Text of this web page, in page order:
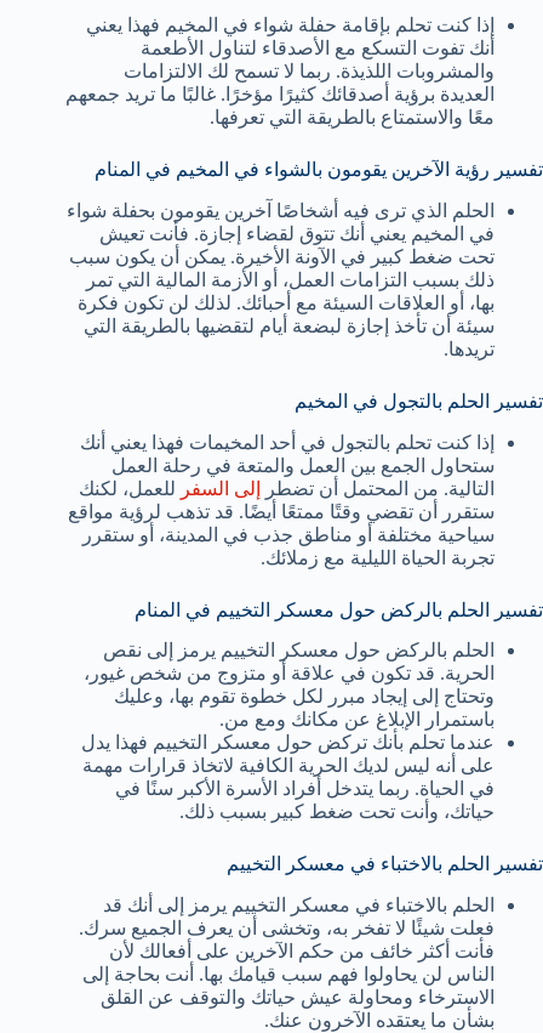
إذا كنت تحلم بإقامة حفلة شواء في المخيم فهذا يعني
أنك تفوت التسكع مع الأصدقاء لتناول الأطعمة
والمشروبات اللذيذة. ربما لا تسمح لك الالتزامات
العديدة برؤية أصدقائك كثيرًا مؤخرًا. غالبًا ما تريد جمعهم
معًا والاستمتاع بالطريقة التي تعرفها.
تفسير رؤية الآخرين يقومون بالشواء في المخيم في المنام
الحلم الذي ترى فيه أشخاصًا آخرين يقومون بحفلة شواء
في المخيم يعني أنك تتوق لقضاء إجازة. فأنت تعيش
تحت ضغط كبير في الآونة الأخيرة. يمكن أن يكون سبب
ذلك بسبب التزامات العمل، أو الأزمة المالية التي تمر
بها، أو العلاقات السيئة مع أحبائك. لذلك لن تكون فكرة
سيئة أن تأخذ إجازة لبضعة أيام لتقضيها بالطريقة التي
تريدها.
تفسير الحلم بالتجول في المخيم
إذا كنت تحلم بالتجول في أحد المخيمات فهذا يعني أنك
ستحاول الجمع بين العمل والمتعة في رحلة العمل
التالية. من المحتمل أن تضطر
إلى السفر للعمل، لكنك
ستقرر أن تقضي وقتًا ممتعًا أيضًا. قد تذهب لرؤية مواقع
سياحية مختلفة أو مناطق جذب في المدينة، أو ستقرر
تجربة الحياة الليلية مع زملائك.
تفسير الحلم بالركض حول معسكر التخييم في المنام
الحلم بالركض حول معسكر التخييم يرمز إلى نقص
الحرية. قد تكون في علاقة أو متزوج من شخص غيور،
وتحتاج إلى إيجاد مبرر لكل خطوة تقوم بها، وعليك
باستمرار الإبلاغ عن مكانك ومع من.
عندما تحلم بأنك تركض حول معسكر التخييم فهذا يدل
على أنه ليس لديك الحرية الكافية لاتخاذ قرارات مهمة
في الحياة. ربما يتدخل أفراد الأسرة الأكبر سنًا في
حياتك، وأنت تحت ضغط كبير بسبب ذلك.
تفسير الحلم بالاختباء في معسكر التخييم
الحلم بالاختباء في معسكر التخييم يرمز إلى أنك قد
فعلت شيئًا لا تفخر به، وتخشى أن يعرف الجميع سرك.
فأنت أكثر خائف من حكم الآخرين على أفعالك لأن
الناس لن يحاولوا فهم سبب قيامك بها. أنت بحاجة إلى
الاسترخاء ومحاولة عيش حياتك والتوقف عن القلق
بشأن ما يعتقده الآخرون عنك.